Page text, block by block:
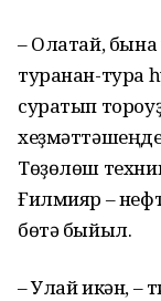
– Олатай, бына
туранан-тура
суратып
Тɵҙɵлɵш
Ғилмияр –
бɵтə быйыл.
– Улай икəн, –